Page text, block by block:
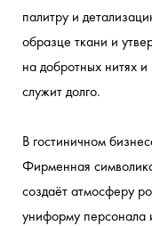
КОРПОРАТИВНЫЙ
СОТРУДНИКОВ
Футболки,
худи,
брендом
СПЕЦОДЕЖДУ
УНИФОРМУ
куртки,
персонала
ПОДАРКИ
КЛИЕНТОВ
И
ПАРТНЕРОВ
подарочные
боксы
МЕРЧ ДЛЯ
ИНФЛЮЕНСЕРОВ
свитшоты,
ДЛЯ МЕРОПРИЯТИЙ
аксессуары
ПЕЧАТЬ
ЛЮБОМ
ТЕКСТИЛЕ
И КРОЕ
ваш проект
палитру и
образце ткани и
на добротных нитях и
служит долго.
В гостиничном
Фирменная
создаёт атмосферу
униформу персонала